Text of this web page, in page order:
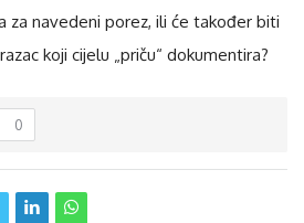
za navedeni porez, ili će također biti
koji cijelu „priču“ dokumentira?
0